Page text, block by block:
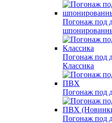
Погонаж под
Погонаж под
Классика
Погонаж под
Погонаж под